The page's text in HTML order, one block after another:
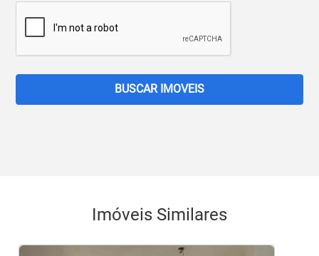
BUSCAR IMOVEIS
Imóveis Similares